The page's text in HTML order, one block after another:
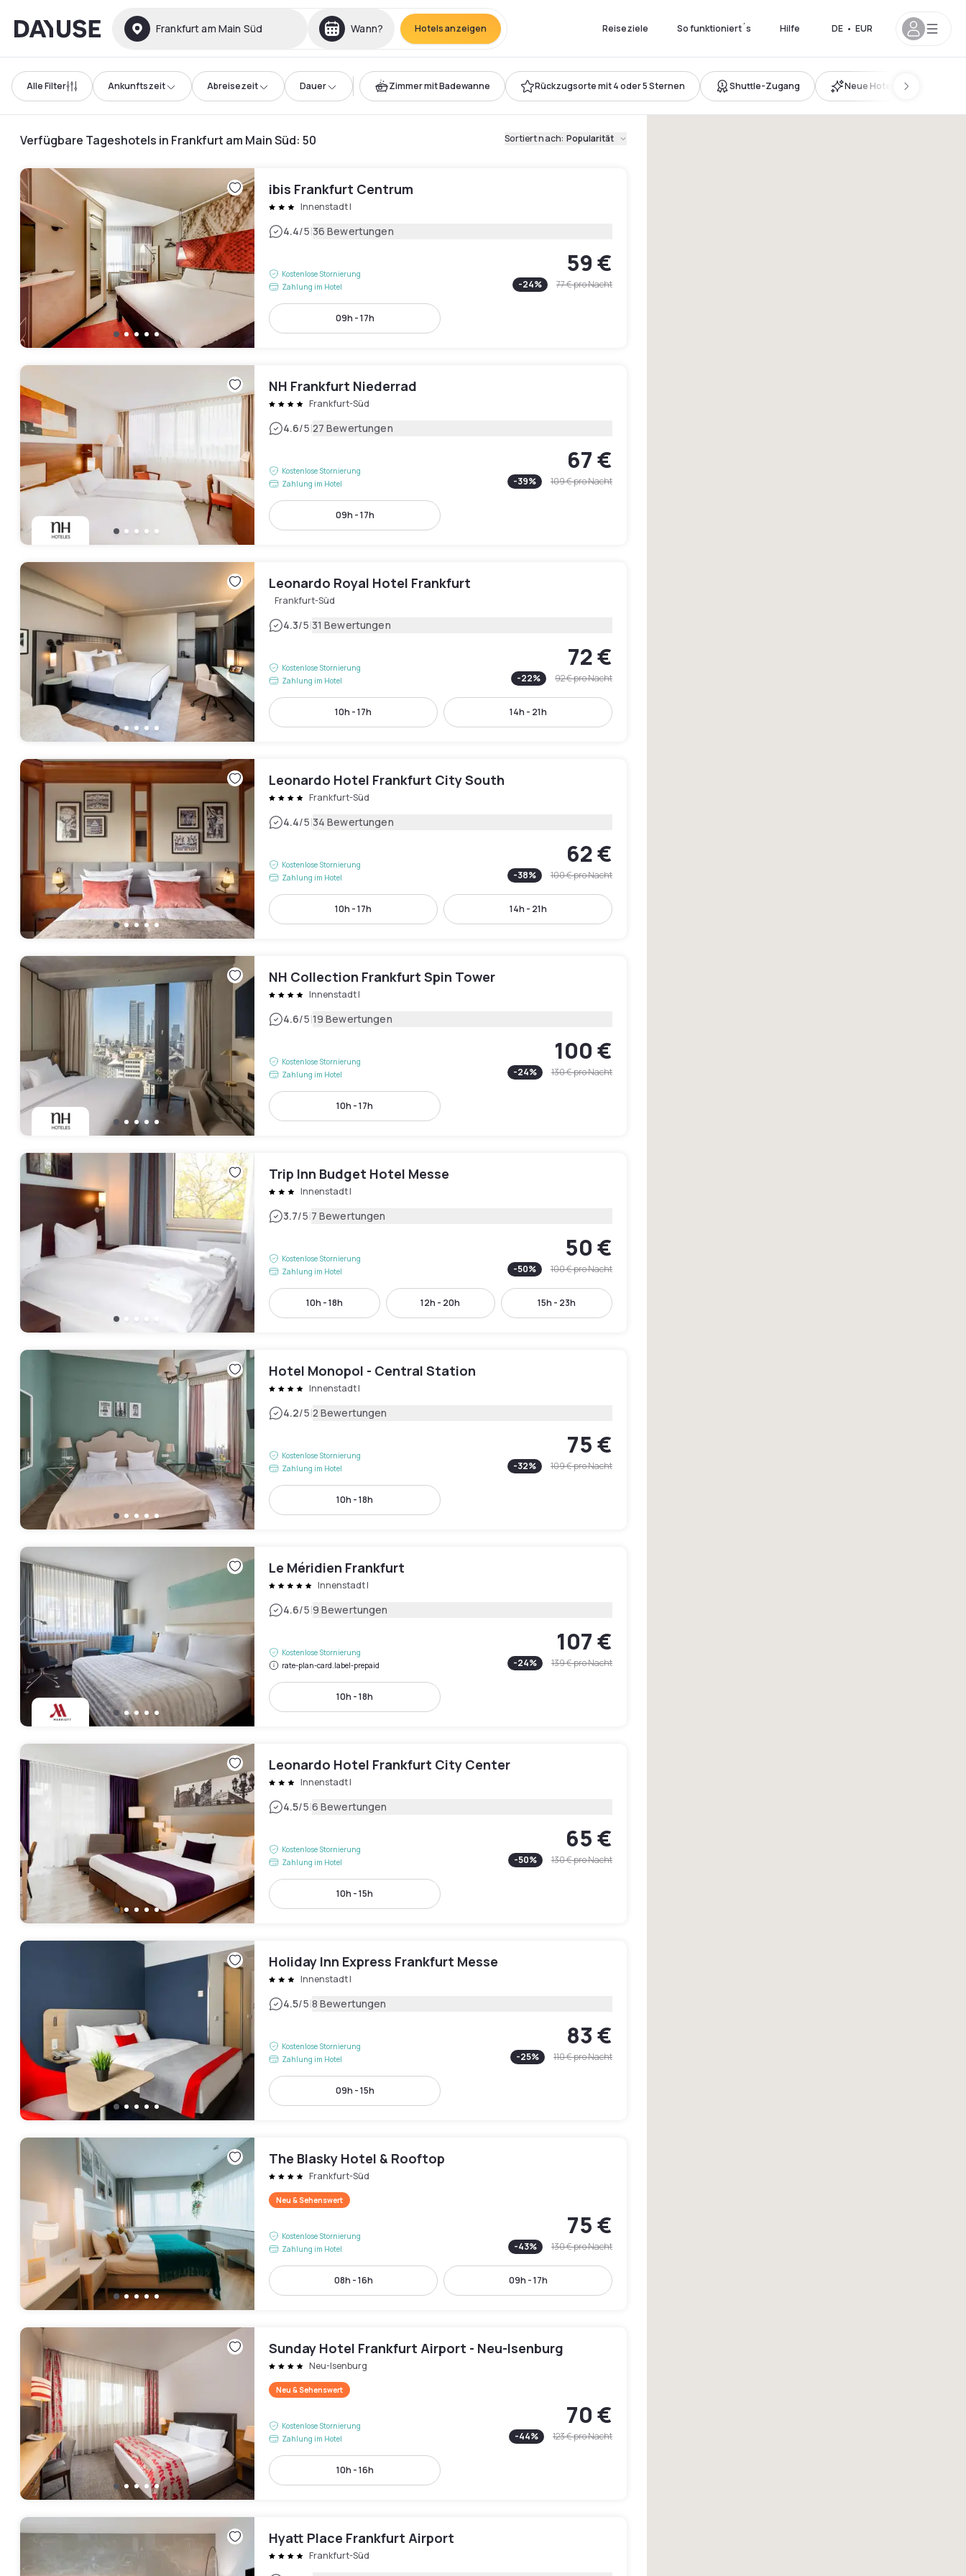
Dayuse Frankfurt am Main Süd Wann? Hotels anzeigen Reiseziele So funktioniert´s Hilfe DE • EUR
Alle Filter Ankunftszeit Abreisezeit Dauer Zimmer mit Badewanne Rückzugsorte mit 4 oder 5 Sternen Shuttle-Zugang Neue Hotels
Verfügbare Tageshotels in Frankfurt am Main Süd: 50 Sortiert nach: Popularität
ibis Frankfurt Centrum
Innenstadt I
4.4/5|36 Bewertungen
Kostenlose Stornierung
Zahlung im Hotel
59 €
-24% 77 €pro Nacht
09h - 17h
NH Frankfurt Niederrad
Frankfurt-Süd
4.6/5|27 Bewertungen
Kostenlose Stornierung
Zahlung im Hotel
67 €
-39% 109 €pro Nacht
09h - 17h
Leonardo Royal Hotel Frankfurt
Frankfurt-Süd
4.3/5|31 Bewertungen
Kostenlose Stornierung
Zahlung im Hotel
72 €
-22% 92 €pro Nacht
10h - 17h 14h - 21h
Leonardo Hotel Frankfurt City South
Frankfurt-Süd
4.4/5|34 Bewertungen
Kostenlose Stornierung
Zahlung im Hotel
62 €
-38% 100 €pro Nacht
10h - 17h 14h - 21h
NH Collection Frankfurt Spin Tower
Innenstadt I
4.6/5|19 Bewertungen
Kostenlose Stornierung
Zahlung im Hotel
100 €
-24% 130 €pro Nacht
10h - 17h
Trip Inn Budget Hotel Messe
Innenstadt I
3.7/5|7 Bewertungen
Kostenlose Stornierung
Zahlung im Hotel
50 €
-50% 100 €pro Nacht
10h - 18h 12h - 20h 15h - 23h
Hotel Monopol - Central Station
Innenstadt I
4.2/5|2 Bewertungen
Kostenlose Stornierung
Zahlung im Hotel
75 €
-32% 109 €pro Nacht
10h - 18h
Le Méridien Frankfurt
Innenstadt I
4.6/5|9 Bewertungen
Kostenlose Stornierung
rate-plan-card.label-prepaid
107 €
-24% 139 €pro Nacht
10h - 18h
Leonardo Hotel Frankfurt City Center
Innenstadt I
4.5/5|6 Bewertungen
Kostenlose Stornierung
Zahlung im Hotel
65 €
-50% 130 €pro Nacht
10h - 15h
Holiday Inn Express Frankfurt Messe
Innenstadt I
4.5/5|8 Bewertungen
Kostenlose Stornierung
Zahlung im Hotel
83 €
-25% 110 €pro Nacht
09h - 15h
The Blasky Hotel & Rooftop
Frankfurt-Süd
Neu & Sehenswert
Kostenlose Stornierung
Zahlung im Hotel
75 €
-43% 130 €pro Nacht
08h - 16h 09h - 17h
Sunday Hotel Frankfurt Airport - Neu-Isenburg
Neu-Isenburg
Neu & Sehenswert
Kostenlose Stornierung
Zahlung im Hotel
70 €
-44% 123 €pro Nacht
10h - 16h
Hyatt Place Frankfurt Airport
Frankfurt-Süd